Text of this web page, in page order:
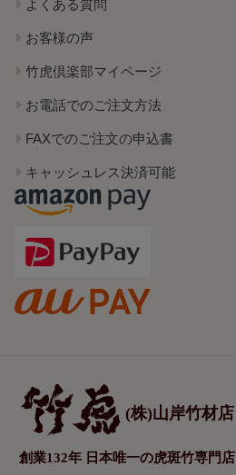
よくある質問
お客様の声
竹虎倶楽部マイページ
お電話でのご注文方法
FAXでのご注文の申込書
キャッシュレス決済可能
(株)山岸竹材店
創業132年 日本唯一の虎斑竹専門店